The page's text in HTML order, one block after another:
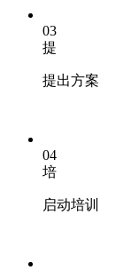
03
提
提出方案
04
培
启动培训